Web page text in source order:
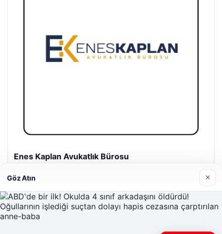
Enes Kaplan Avukatlık Bürosu
Göz Atın ×